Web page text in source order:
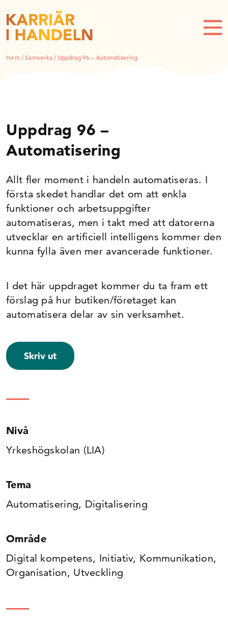
Hem/Samverka / Uppdrag 96 – Automatisering
Uppdrag 96 –
Automatisering
Allt fler moment i handeln automatiseras. I
första skedet handlar det om att enkla
funktioner och arbetsuppgifter
automatiseras, men i takt med att datorerna
utvecklar en artificiell intelligens kommer den
kunna fylla även mer avancerade funktioner.
I det här uppdraget kommer du ta fram ett
förslag på hur butiken/företaget kan
automatisera delar av sin verksamhet.
Skriv ut
Nivå
Yrkeshögskolan (LIA)
Tema
Automatisering, Digitalisering
Område
Digital kompetens, Initiativ, Kommunikation,
Organisation, Utveckling